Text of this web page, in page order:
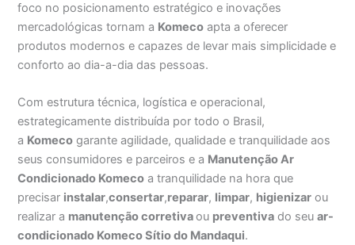
foco no posicionamento estratégico e inovações
mercadológicas tornam a Komeco apta a oferecer
produtos modernos e capazes de levar mais simplicidade e
conforto ao dia-a-dia das pessoas.
Com estrutura técnica, logística e operacional,
estrategicamente distribuída por todo o Brasil,
a Komeco garante agilidade, qualidade e tranquilidade aos
seus consumidores e parceiros e a Manutenção Ar
Condicionado Komeco a tranquilidade na hora que
precisar instalar,consertar,reparar, limpar, higienizar ou
realizar a manutenção corretivaou preventiva do seuar-
condicionado Komeco Sítio do Mandaqui.